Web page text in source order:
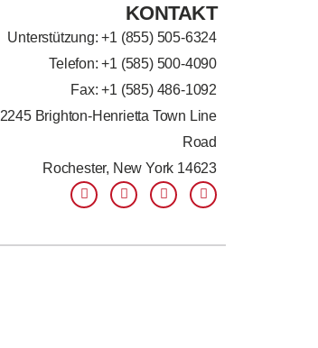
KONTAKT
Unterstützung: +1 (855) 505-6324
Telefon: +1 (585) 500-4090
Fax: +1 (585) 486-1092
2245 Brighton-Henrietta Town Line
Road
Rochester, New York 14623
F
a
b
L
i
e
T
w
t
Y
o
u